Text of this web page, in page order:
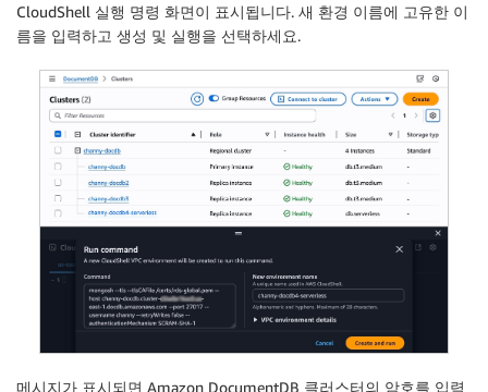
CloudShell 실행 명령 화면이 표시됩니다. 새 환경 이름에 고유한 이
름을 입력하고 생성 및 실행을 선택하세요.
메시지가 표시되면 Amazon DocumentDB 클러스터의 암호를 입력